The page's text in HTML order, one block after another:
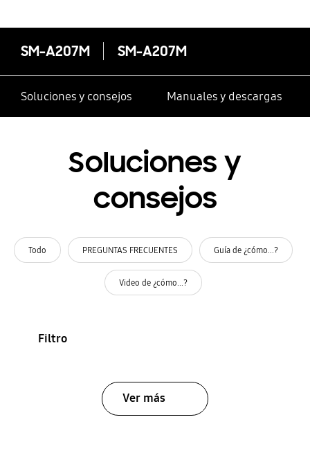
SM-A207M SM-A207M
Soluciones y consejos Manuales y descargas
Soluciones y
consejos
Todo PREGUNTAS FRECUENTES Guía de ¿cómo...?
Video de ¿cómo...?
Filtro
Ver más